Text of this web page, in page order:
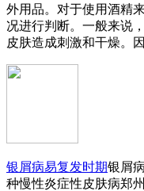
外用品。对于使用酒精
况进行判断。一般来说
皮肤造成刺激和干燥。
银屑病易复发时期银屑
种慢性炎症性皮肤病郑